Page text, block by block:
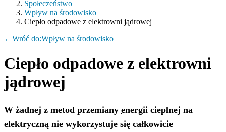
Społeczeństwo
Wpływ na środowisko
Ciepło odpadowe z elektrowni jądrowej
←Wróć do:Wpływ na środowisko
Ciepło odpadowe z elektrowni
jądrowej
W żadnej z metod przemiany energii cieplnej na
elektryczną nie wykorzystuje się całkowicie